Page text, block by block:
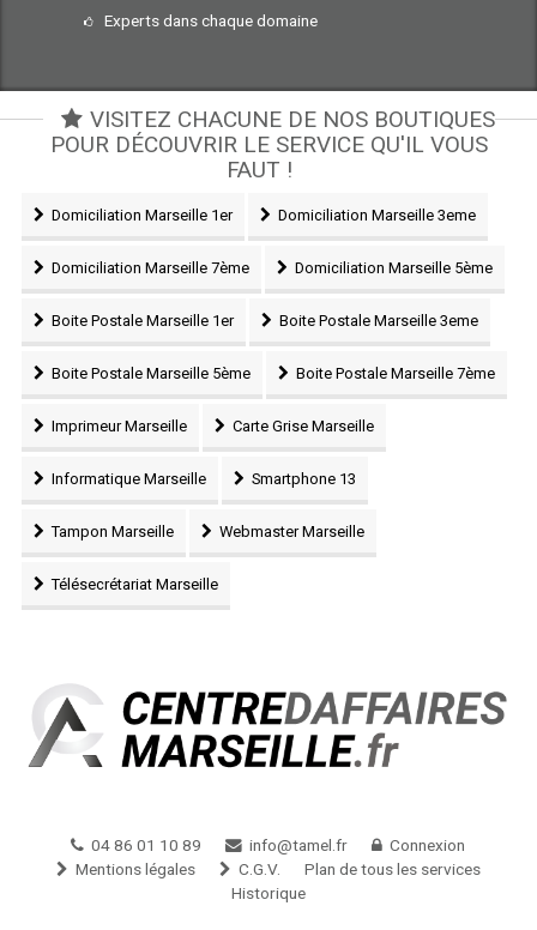
Experts dans chaque domaine
VISITEZ CHACUNE DE NOS BOUTIQUES
POUR DÉCOUVRIR LE SERVICE QU'IL VOUS
FAUT !
Domiciliation Marseille 1er Domiciliation Marseille 3eme
Domiciliation Marseille 7ème Domiciliation Marseille 5ème
Boite Postale Marseille 1er Boite Postale Marseille 3eme
Boite Postale Marseille 5ème Boite Postale Marseille 7ème
Imprimeur Marseille Carte Grise Marseille
Informatique Marseille Smartphone 13
Tampon Marseille Webmaster Marseille
Télésecrétariat Marseille
04 86 01 10 89 info@tamel.fr
Connexion
Mentions légales
C.G.V.
Plan de tous les services
Historique